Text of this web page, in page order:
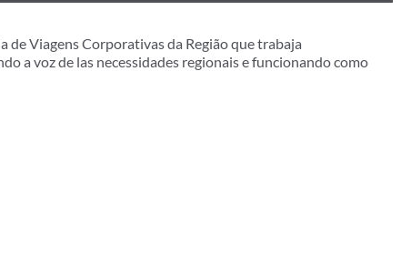
de Viagens Corporativas da Região que trabaja
a voz de las necessidades regionais e funcionando como